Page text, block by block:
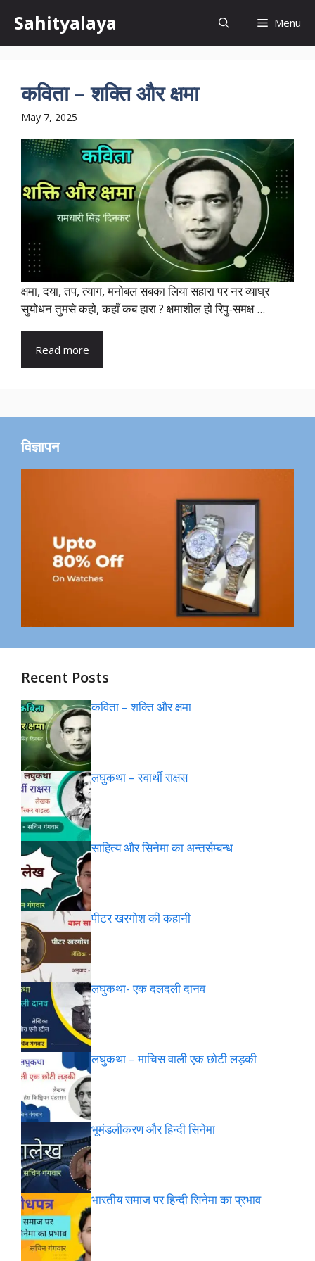
content
Sahityalaya Menu
कविता – शक्ति और क्षमा
May 7, 2025
क्षमा, दया, तप, त्याग, मनोबल सबका लिया सहारा पर नर व्याघ्र
सुयोधन तुमसे कहो, कहाँ कब हारा ? क्षमाशील हो रिपु-समक्ष ...
Read more
विज्ञापन
Recent Posts
कविता – शक्ति और क्षमा
लघुकथा – स्वार्थी राक्षस
साहित्य और सिनेमा का अन्तर्सम्बन्ध
पीटर खरगोश की कहानी
लघुकथा- एक दलदली दानव
लघुकथा – माचिस वाली एक छोटी लड़की
भूमंडलीकरण और हिन्दी सिनेमा
भारतीय समाज पर हिन्दी सिनेमा का प्रभाव